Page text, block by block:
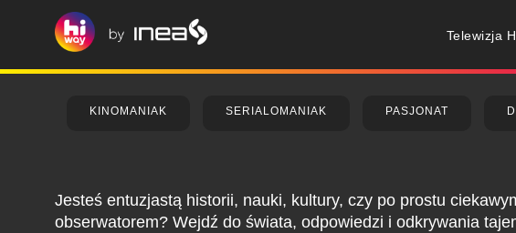
Telewizja
KINOMANIAK SERIALOMANIAK PASJONAT
Jesteś entuzjastą historii, nauki, kultury, czy po prostu
obserwatorem? Wejdź do świata, odpowiedzi i odkrywania